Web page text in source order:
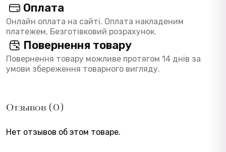
Оплата
Онлайн оплата на сайті. Оплата накладеним
платежем, Безготівковий розрахунок.
Повернення товару
Повернення товару можливе протягом 14 днів за
умови збереження товарного вигляду.
Отзывов (0)
Нет отзывов об этом товаре.